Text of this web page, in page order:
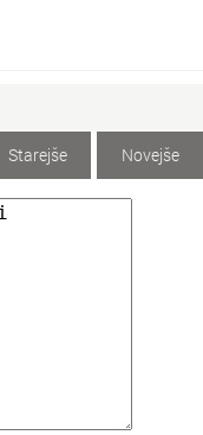
Novejše
Starejše